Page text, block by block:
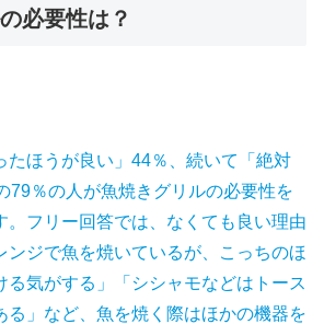
必要性は？
たほうが良い」44％、続いて「絶対
79％の人が魚焼きグリルの必要性を
。フリー回答では、なくても良い理由
ンジで魚を焼いているが、こっちのほ
る気がする」「シシャモなどはトース
る」など、魚を焼く際はほかの機器を